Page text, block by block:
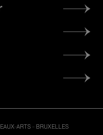
ARTS - BRUXELLES